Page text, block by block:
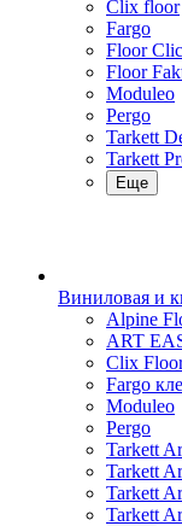
Clix floor
Fargo
Floor
Floor
Moduleo
Pergo
Tarkett
Tarkett
Еще
Виниловая и
Alpine
ART
Clix
Fargo
Moduleo
Pergo
Tarkett
Tarkett
Tarkett
Tarkett